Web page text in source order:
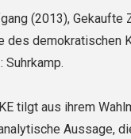
(2013), Gekaufte
des demokratischen
Suhrkamp.
tilgt aus ihrem
Aussage,